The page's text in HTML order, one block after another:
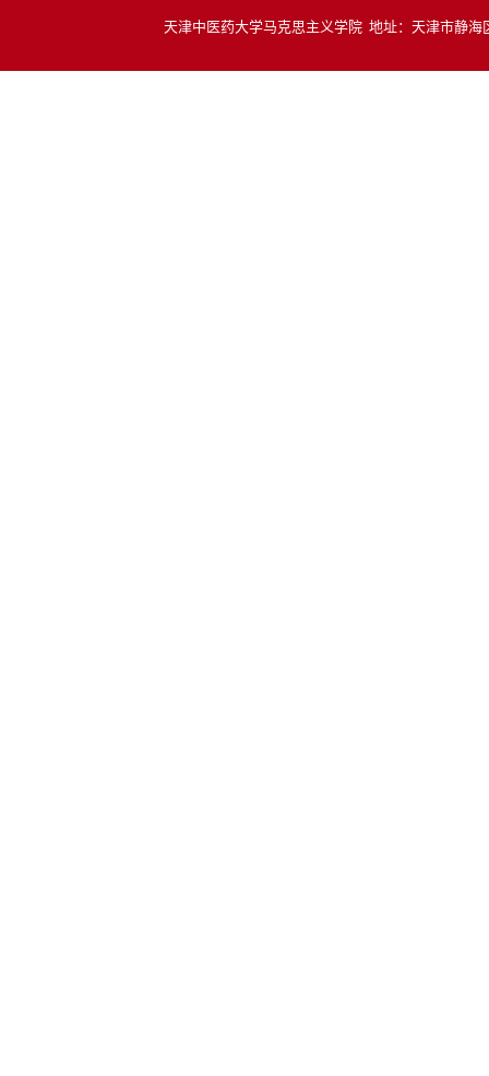
天津中医药大学马克思主义学院 地址：天津市静